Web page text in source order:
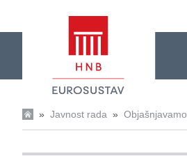
» Javnost rada » Objašnjavamo